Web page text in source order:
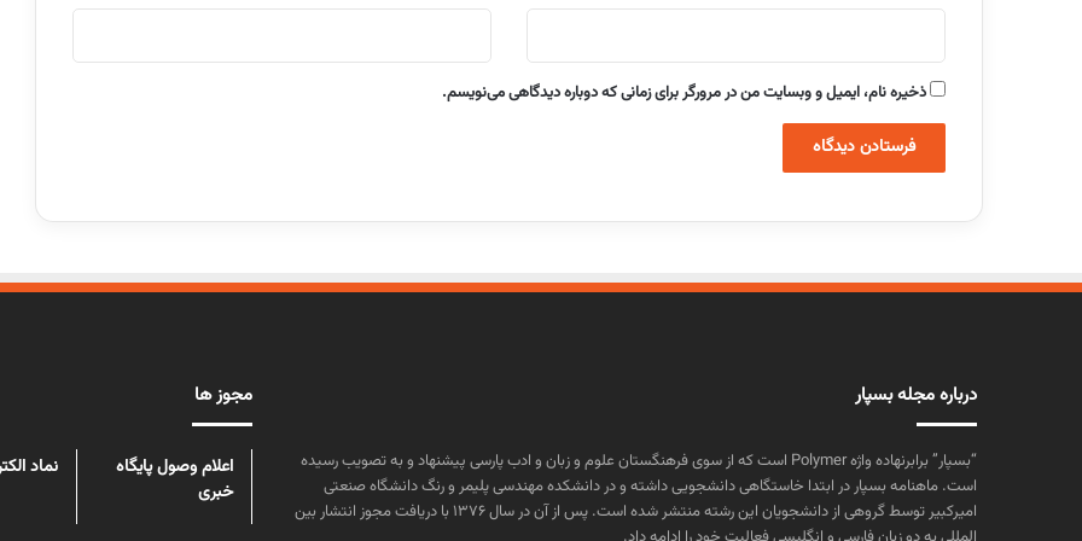
ذخیره نام، ایمیل و وبسایت من در مرورگر برای زمانی که دوباره دیدگاهی می‌نویسم.
درباره مجله بسپار
“بسپار” برابرنهاده واژه Polymer است که از سوی فرهنگستان علوم و زبان و ادب پارسی پیشنهاد و به تصویب رسیده
است. ماهنامه بسپار در ابتدا خاستگاهی دانشجویی داشته و در دانشکده مهندسی پلیمر و رنگ دانشگاه صنعتی
امیرکبیر توسط گروهی از دانشجویان این رشته منتشر شده است. پس از آن در سال ۱۳۷۶ با دریافت مجوز انتشار بین
مجوز ها
اعلام وصول پایگاه
خبری
نماد